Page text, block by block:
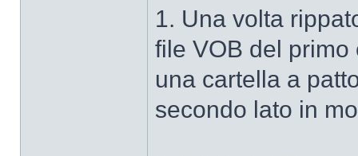
1. Una volta
file VOB del
una cartella a
secondo lato in